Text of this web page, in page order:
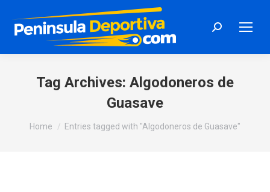
Search:
Tag Archives: Algodoneros de
Guasave
You are here:
Home Entries tagged with "Algodoneros de Guasave"